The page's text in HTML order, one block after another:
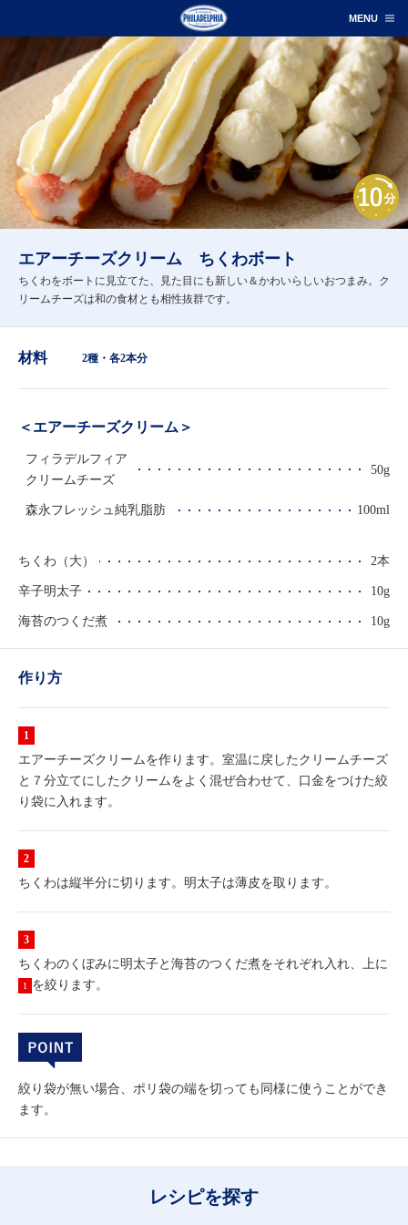
エアーチーズクリーム ちくわボート
ちくわをボートに見立てた、見た目にも新しい＆かわいらしいおつまみ。ク
リームチーズは和の食材とも相性抜群です。
材料 2種・各2本分
＜エアーチーズクリーム＞
フィラデルフィア
クリームチーズ
50g
森永フレッシュ純乳脂肪 100ml
ちくわ（大） 2本
辛子明太子 10g
海苔のつくだ煮 10g
作り方
エアーチーズクリームを作ります。室温に戻したクリームチーズ
と７分立てにしたクリームをよく混ぜ合わせて、口金をつけた絞
り袋に入れます。
ちくわは縦半分に切ります。明太子は薄皮を取ります。
ちくわのくぼみに明太子と海苔のつくだ煮をそれぞれ入れ、上に
1 を絞ります。
絞り袋が無い場合、ポリ袋の端を切っても同様に使うことができ
ます。
レシピを探す